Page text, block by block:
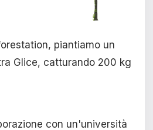
piantiamo un
Glice, catturando 200 kg
con un'università